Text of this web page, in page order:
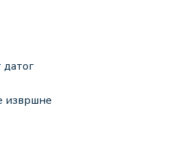
извршне